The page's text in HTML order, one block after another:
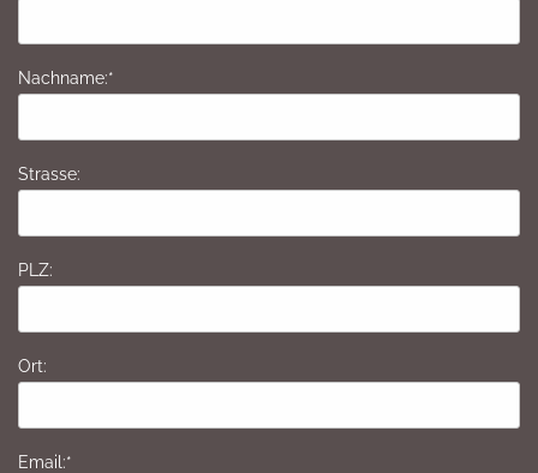
Nachname:*
Strasse:
PLZ:
Ort:
Email:*